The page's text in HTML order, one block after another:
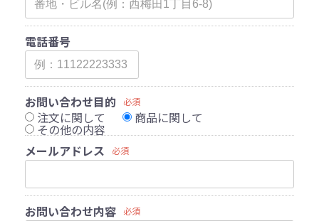
電話番号
お問い合わせ目的 必須
注文に関して 商品に関して
その他の内容
メールアドレス
必須
お問い合わせ内容 必須